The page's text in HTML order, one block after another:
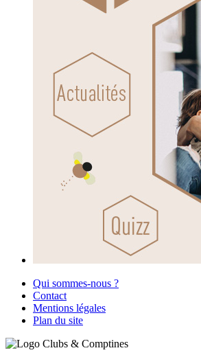
Qui sommes-nous ?
Contact
Mentions légales
Plan du site